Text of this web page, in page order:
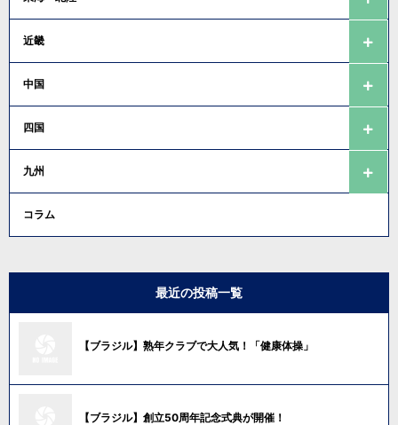
近畿
中国
四国
九州
コラム
最近の投稿一覧
【ブラジル】熟年クラブで大人気！「健康体操」
【ブラジル】創立50周年記念式典が開催！